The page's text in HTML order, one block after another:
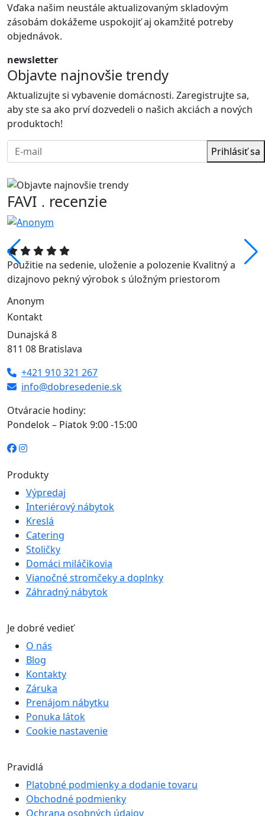
Vďaka našim neustále aktualizovaným skladovým
zásobám dokážeme uspokojiť aj okamžité potreby
objednávok.
newsletter
Objavte najnovšie trendy
Aktualizujte si vybavenie domácnosti. Zaregistrujte sa,
aby ste sa ako prví dozvedeli o našich akciách a nových
produktoch!
Prihlásiť sa
FAVI . recenzie
Použitie na sedenie, uloženie a polozenie Kvalitný a
dizajnovo pekný výrobok s úložným priestorom
Anonym
Kontakt
Dunajská 8
811 08 Bratislava
+421 910 321 267
info@dobresedenie.sk
Otváracie hodiny:
Pondelok – Piatok 9:00 -15:00
Produkty
Výpredaj
Interiérový nábytok
Kreslá
Catering
Stoličky
Domáci miláčikovia
Vianočné stromčeky a doplnky
Záhradný nábytok
Je dobré vedieť
O nás
Blog
Kontakty
Záruka
Prenájom nábytku
Ponuka látok
Cookie nastavenie
Pravidlá
Platobné podmienky a dodanie tovaru
Obchodné podmienky
Ochrana osobných údajov